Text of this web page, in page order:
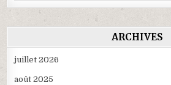
ARCHIVES
juillet 2026
août 2025